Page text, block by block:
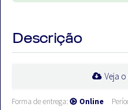
Descrição
Veja
Forma de entrega: Online